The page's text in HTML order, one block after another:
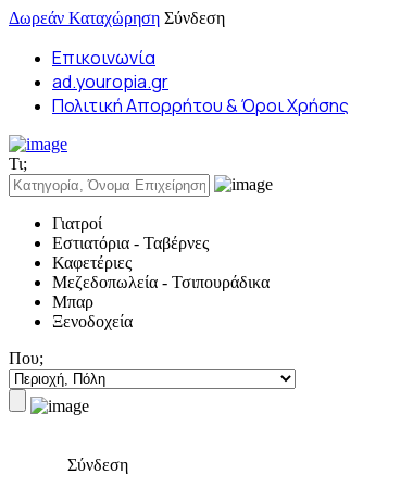
Δωρεάν Καταχώρηση Σύνδεση
Επικοινωνία
ad.youropia.gr
Πολιτική Απορρήτου & Όροι Χρήσης
Τι;
Γιατροί
Εστιατόρια - Ταβέρνες
Καφετέριες
Μεζεδοπωλεία - Τσιπουράδικα
Μπαρ
Ξενοδοχεία
Που;
Σύνδεση